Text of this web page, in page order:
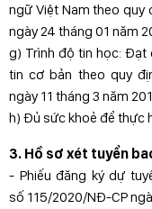
ngữ Việt Nam theo
ngày 24 tháng 01 năm
g) Trình độ tin học: Đạt
tin cơ bản theo quy
ngày 11 tháng 3 năm
h) Đủ sức khoẻ để thực
3. Hồ sơ xét tuyển
- Phiếu đăng ký dự
số 115/2020/NĐ-CP